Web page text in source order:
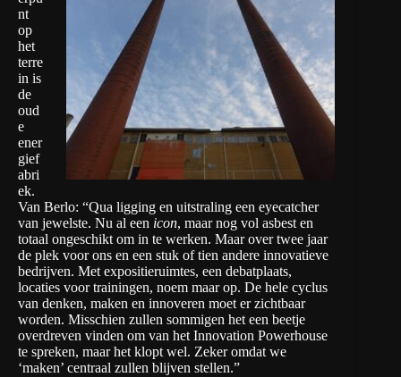
nt
op
het
terre
in is
de
oud
e
ener
gief
abri
ek.
Van Berlo: “Qua ligging en uitstraling een eyecatcher
van jewelste. Nu al een icon, maar nog vol asbest en
totaal ongeschikt om in te werken. Maar over twee jaar
de plek voor ons en een stuk of tien andere innovatieve
bedrijven. Met expositieruimtes, een debatplaats,
locaties voor trainingen, noem maar op. De hele cyclus
van denken, maken en innoveren moet er zichtbaar
worden. Misschien zullen sommigen het een beetje
overdreven vinden om van het Innovation Powerhouse
te spreken, maar het klopt wel. Zeker omdat we
‘maken’ centraal zullen blijven stellen.”